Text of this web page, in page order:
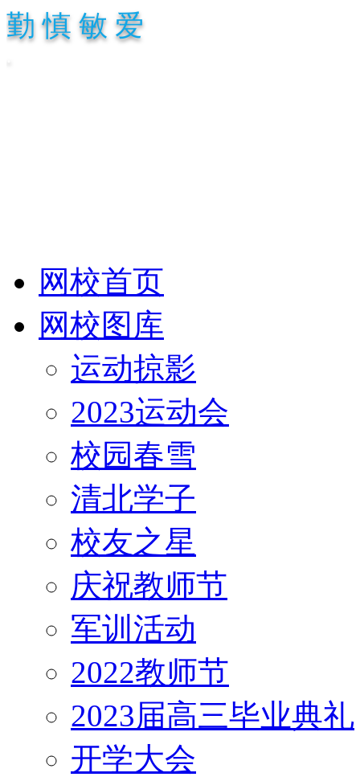
勤 慎 敏 爱
网校首页
网校图库
运动掠影
2023运动会
校园春雪
清北学子
校友之星
庆祝教师节
军训活动
2022教师节
2023届高三毕业典礼
开学大会